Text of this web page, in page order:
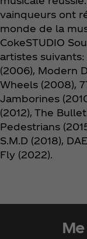
vainqueurs ont
monde de la
CokeSTUDIO
artistes suivants:
(2006), Modern
Wheels (2008),
Jamborines
(2012), The
Pedestrians
S.M.D (2018),
Fly (2022).